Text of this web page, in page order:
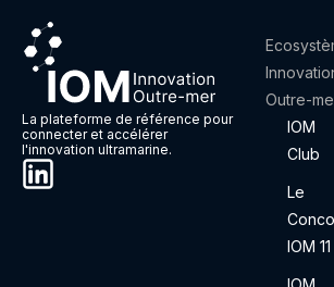
La plateforme de référence pour
connecter et accélérer
l'innovation ultramarine.
Outre-
IOM
Club
Le
IOM 11